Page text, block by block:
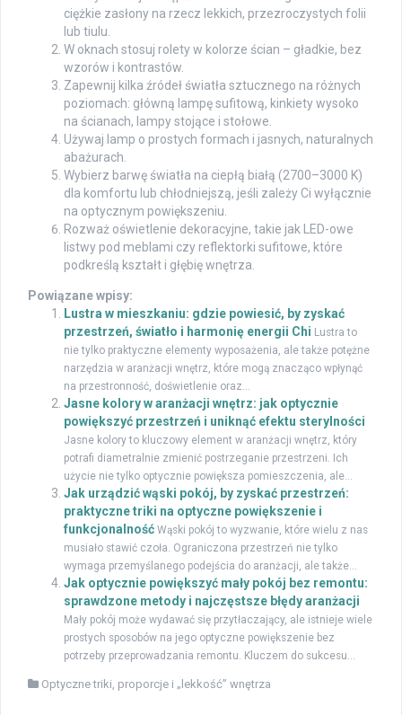
ciężkie zasłony na rzecz lekkich, przezroczystych folii
lub tiulu.
W oknach stosuj rolety w kolorze ścian – gładkie, bez
wzorów i kontrastów.
Zapewnij kilka źródeł światła sztucznego na różnych
poziomach: główną lampę sufitową, kinkiety wysoko
na ścianach, lampy stojące i stołowe.
Używaj lamp o prostych formach i jasnych, naturalnych
abażurach.
Wybierz barwę światła na ciepłą białą (2700–3000 K)
dla komfortu lub chłodniejszą, jeśli zależy Ci wyłącznie
na optycznym powiększeniu.
Rozważ oświetlenie dekoracyjne, takie jak LED-owe
listwy pod meblami czy reflektorki sufitowe, które
podkreślą kształt i głębię wnętrza.
Powiązane wpisy:
Lustra w mieszkaniu: gdzie powiesić, by zyskać
przestrzeń, światło i harmonię energii Chi Lustra to
nie tylko praktyczne elementy wyposażenia, ale także potężne
narzędzia w aranżacji wnętrz, które mogą znacząco wpłynąć
na przestronność, doświetlenie oraz...
Jasne kolory w aranżacji wnętrz: jak optycznie
powiększyć przestrzeń i uniknąć efektu sterylności
Jasne kolory to kluczowy element w aranżacji wnętrz, który
potrafi diametralnie zmienić postrzeganie przestrzeni. Ich
użycie nie tylko optycznie powiększa pomieszczenia, ale...
Jak urządzić wąski pokój, by zyskać przestrzeń:
praktyczne triki na optyczne powiększenie i
funkcjonalność Wąski pokój to wyzwanie, które wielu z nas
musiało stawić czoła. Ograniczona przestrzeń nie tylko
wymaga przemyślanego podejścia do aranżacji, ale także...
Jak optycznie powiększyć mały pokój bez remontu:
sprawdzone metody i najczęstsze błędy aranżacji
Mały pokój może wydawać się przytłaczający, ale istnieje wiele
prostych sposobów na jego optyczne powiększenie bez
potrzeby przeprowadzania remontu. Kluczem do sukcesu...
Optyczne triki, proporcje i „lekkość” wnętrza